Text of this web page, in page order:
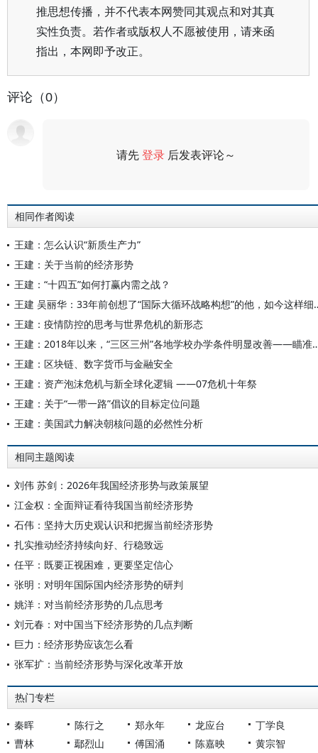
推思想传播，并不代表本网赞同其观点和对其真
实性负责。若作者或版权人不愿被使用，请来函
指出，本网即予改正。
评论（0）
请先登录 后发表评论～
相同作者阅读
王建：怎么认识“新质生产力”
王建：关于当前的经济形势
王建：“十四五”如何打赢内需之战？
王建 吴丽华：33年前创
王建：疫情防控的思考与世界危机的新形态
王建：2018年以来，“三区三州”各
王建：区块链、数字货币与金融安全
王建：资产泡沫危机与新全球化逻辑 ——07危机十年祭
王建：关于“一带一路”倡议的目标定位问题
王建：美国武力解决朝核问题的必然性分析
相同主题阅读
刘伟 苏剑：2026年我国经济形势与政策展望
江金权：全面辩证看待我国当前经济形势
石伟：坚持大历史观认识和把握当前经济形势
扎实推动经济持续向好、行稳致远
任平：既要正视困难，更要坚定信心
张明：对明年国际国内经济形势的研判
姚洋：对当前经济形势的几点思考
刘元春：对中国当下经济形势的几点判断
巨力：经济形势应该怎么看
张军扩：当前经济形势与深化改革开放
热门专栏
秦晖 陈行之 郑永年 龙应台
丁学良
曹林
鄢烈山 傅国涌 陈嘉映 黄宗智